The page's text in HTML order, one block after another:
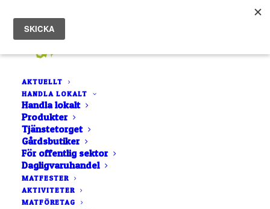
AKTUELLT
HANDLA LOKALT
Handla lokalt
Produkter
Tjänstetorget
Gårdsbutiker
För offentlig sektor
Dagligvaruhandel
MATFESTER
AKTIVITETER
MATFÖRETAG
#3 keramikmugg djupblå Studio Osprey
Hem